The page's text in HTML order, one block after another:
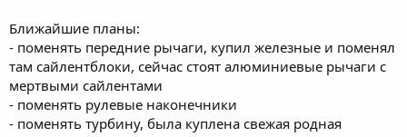
Ближайшие планы:
- поменять передние рычаги, купил железные и поменял
там сайлентблоки, сейчас стоят алюминиевые рычаги с
мертвыми сайлентами
- поменять рулевые наконечники
- поменять турбину, была куплена свежая родная